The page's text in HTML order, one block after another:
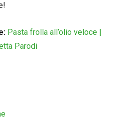
Pasta frolla all’olio veloce |
Parodi